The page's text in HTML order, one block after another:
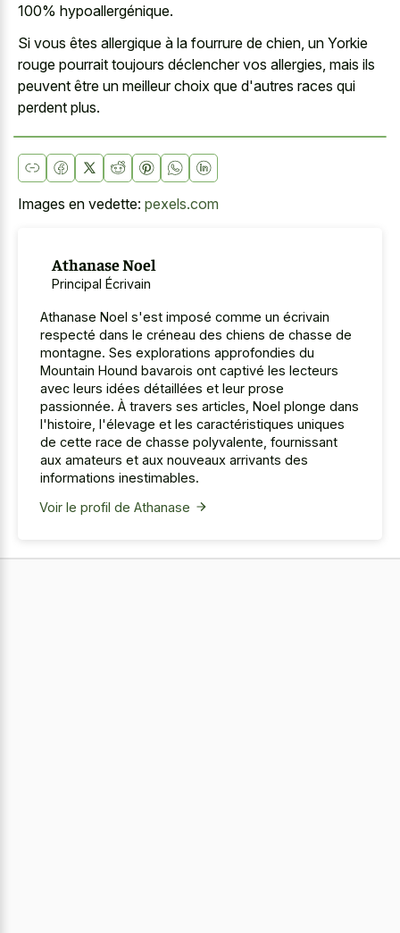
100% hypoallergénique.
Si vous êtes allergique à la fourrure de chien, un Yorkie
rouge pourrait toujours déclencher vos allergies, mais ils
peuvent être un meilleur choix que d'autres races qui
perdent plus.
Images en vedette: pexels.com
Athanase Noel
Principal Écrivain
Athanase Noel s'est imposé comme un écrivain
respecté dans le créneau des chiens de chasse de
montagne. Ses explorations approfondies du
Mountain Hound bavarois ont captivé les lecteurs
avec leurs idées détaillées et leur prose
passionnée. À travers ses articles, Noel plonge dans
l'histoire, l'élevage et les caractéristiques uniques
de cette race de chasse polyvalente, fournissant
aux amateurs et aux nouveaux arrivants des
informations inestimables.
Voir le profil de Athanase